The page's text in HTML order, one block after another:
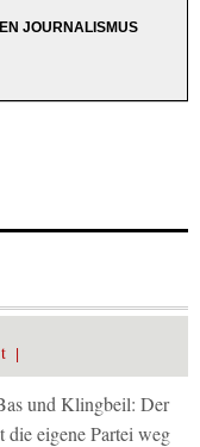
JOURNALISMUS
und Klingbeil: Der
die eigene Partei weg